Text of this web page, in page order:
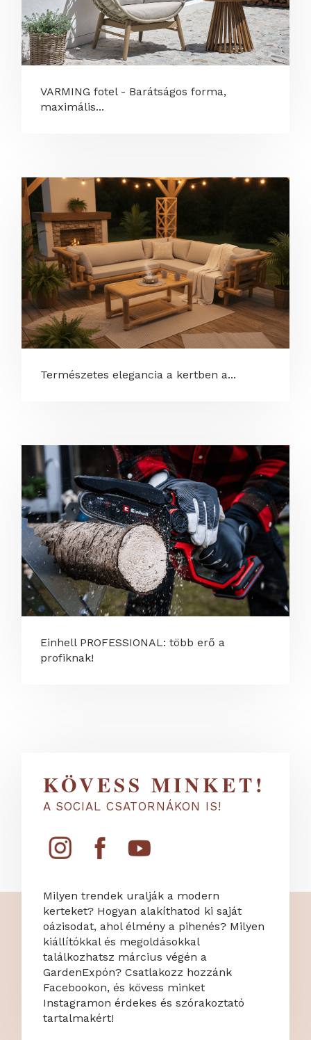
VARMING fotel - Barátságos forma,
maximális...
Természetes elegancia a kertben a...
Einhell PROFESSIONAL: több erő a
profiknak!
KÖVESS MINKET!
A SOCIAL CSATORNÁKON IS!
Milyen trendek uralják a modern
kerteket? Hogyan alakíthatod ki saját
oázisodat, ahol élmény a pihenés? Milyen
kiállítókkal és megoldásokkal
találkozhatsz március végén a
GardenExpón? Csatlakozz hozzánk
Facebookon, és kövess minket
Instagramon érdekes és szórakoztató
tartalmakért!